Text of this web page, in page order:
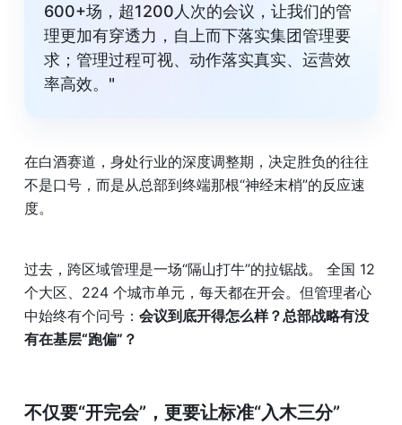
600+场，超1200人次的会议，让我们的管
理更加有穿透力，自上而下落实集团管理要
求；管理过程可视、动作落实真实、运营效
率高效。"
在白酒赛道，身处行业的深度调整期，决定胜负的往往
不是口号，而是从总部到终端那根“神经末梢”的反应速
度。
过去，跨区域管理是一场“隔山打牛”的拉锯战。 全国 12
个大区、224 个城市单元，每天都在开会。但管理者心
中始终有个问号： 会议到底开得怎么样？总部战略有没
有在基层“跑偏”？
不仅要“开完会”，更要让标准“入木三分”